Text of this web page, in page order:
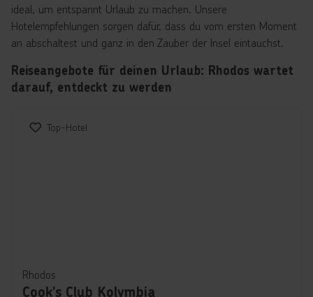
ideal, um entspannt Urlaub zu machen. Unsere
Hotelempfehlungen sorgen dafür, dass du vom ersten Moment
an abschaltest und ganz in den Zauber der Insel eintauchst.
Reiseangebote für deinen Urlaub: Rhodos wartet
darauf, entdeckt zu werden
Top-Hotel
Rhodos
Cook's Club Kolymbia